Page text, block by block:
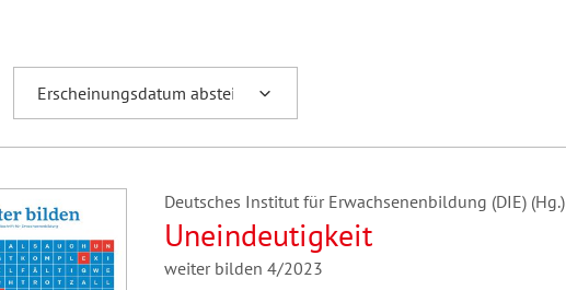
Deutsches Institut für Erwachsenenbildung (DIE) (Hg.)
Uneindeutigkeit
weiter bilden 4/2023